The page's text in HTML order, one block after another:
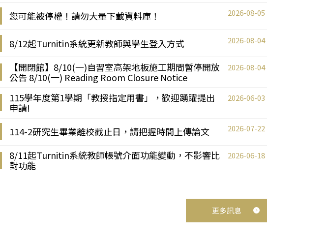
您可能被停權！請勿大量下載資料庫！ 2026-08-05
8/12起Turnitin系統更新教師與學生登入方式 2026-08-04
【開閉館】8/10(一)自習室高架地板施工期間暫停開放
公告 8/10(一) Reading Room Closure Notice
2026-08-04
115學年度第1學期「教授指定用書」，歡迎踴躍提出
申請!
2026-06-03
114-2研究生畢業離校截止日，請把握時間上傳論文 2026-07-22
8/11起Turnitin系統教師帳號介面功能變動，不影響比
對功能
2026-06-18
更多訊息